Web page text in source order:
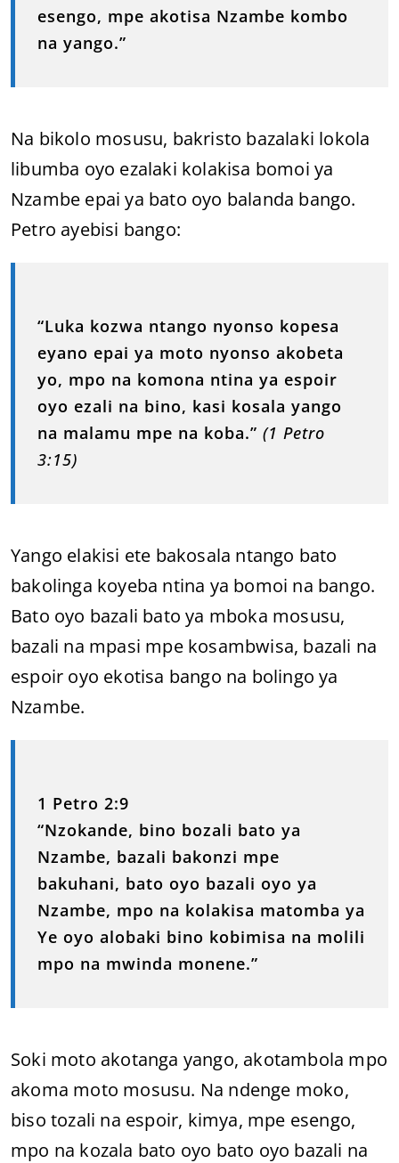
esengo, mpe akotisa Nzambe kombo
na yango.”
Na bikolo mosusu, bakristo bazalaki lokola
libumba oyo ezalaki kolakisa bomoi ya
Nzambe epai ya bato oyo balanda bango.
Petro ayebisi bango:
“Luka kozwa ntango nyonso kopesa
eyano epai ya moto nyonso akobeta
yo, mpo na komona ntina ya espoir
oyo ezali na bino, kasi kosala yango
na malamu mpe na koba.” (1 Petro
3:15)
Yango elakisi ete bakosala ntango bato
bakolinga koyeba ntina ya bomoi na bango.
Bato oyo bazali bato ya mboka mosusu,
bazali na mpasi mpe kosambwisa, bazali na
espoir oyo ekotisa bango na bolingo ya
Nzambe.
1 Petro 2:9
“Nzokande, bino bozali bato ya
Nzambe, bazali bakonzi mpe
bakuhani, bato oyo bazali oyo ya
Nzambe, mpo na kolakisa matomba ya
Ye oyo alobaki bino kobimisa na molili
mpo na mwinda monene.”
Soki moto akotanga yango, akotambola mpo
akoma moto mosusu. Na ndenge moko,
biso tozali na espoir, kimya, mpe esengo,
mpo na kozala bato oyo bato oyo bazali na